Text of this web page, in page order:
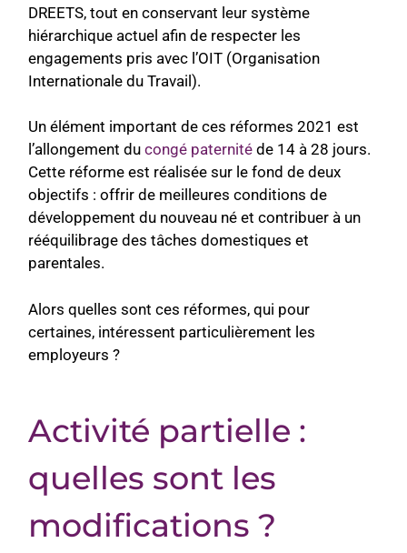
DREETS, tout en conservant leur système
hiérarchique actuel afin de respecter les
engagements pris avec l’OIT (Organisation
Internationale du Travail).
Un élément important de ces réformes 2021 est
l’allongement ducongé paternité de 14 à 28 jours.
Cette réforme est réalisée sur le fond de deux
objectifs : offrir de meilleures conditions de
développement du nouveau né et contribuer à un
rééquilibrage des tâches domestiques et
parentales.
Alors quelles sont ces réformes, qui pour
certaines, intéressent particulièrement les
employeurs ?
Activité partielle :
quelles sont les
modifications ?